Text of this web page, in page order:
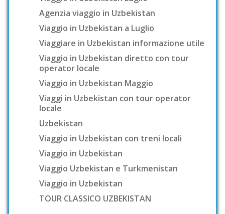
Agenzia viaggio in Uzbekistan
Viaggio in Uzbekistan a Luglio
Viaggiare in Uzbekistan informazione utile
Viaggio in Uzbekistan diretto con tour
operator locale
Viaggio in Uzbekistan Maggio
Viaggi in Uzbekistan con tour operator
locale
Uzbekistan
Viaggio in Uzbekistan con treni locali
Viaggio in Uzbekistan
Viaggio Uzbekistan e Turkmenistan
Viaggio in Uzbekistan
TOUR CLASSICO UZBEKISTAN